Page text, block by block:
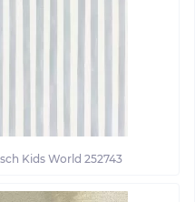
Kids World 252743